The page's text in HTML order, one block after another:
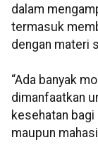
dalam
termasuk
dengan materi
“Ada banyak
dimanfaatkan
kesehatan
maupun